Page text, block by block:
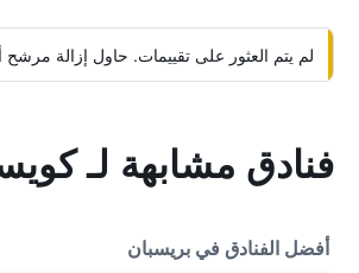
لم يتم العثور على تقييمات. حاول إزالة
فنادق مشابهة لـ
أفضل الفنادق في بريسبان